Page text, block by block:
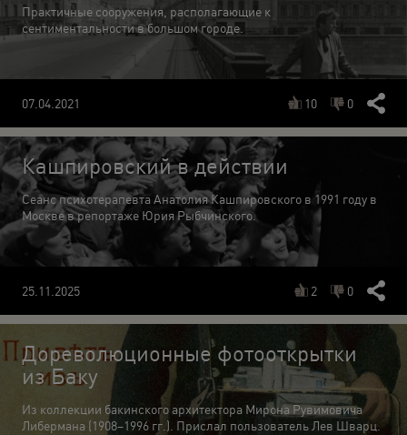
Практичные сооружения, располагающие к
сентиментальности в большом городе.
07.04.2021 10 0
Кашпировский в действии
Сеанс психотерапевта Анатолия Кашпировского в 1991 году в
Москве в репортаже Юрия Рыбчинского.
25.11.2025 2 0
Дореволюционные фотооткрытки
из Баку
Из коллекции бакинского архитектора Мирона Рувимовича
Либермана (1908–1996 гг.). Прислал пользователь Лев Шварц.